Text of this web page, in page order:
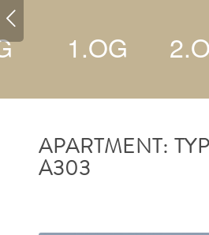
1.OG
APARTMENT:
A303